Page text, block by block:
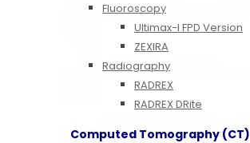
Fluoroscopy
Ultimax-I FPD Version
ZEXIRA
Radiography
RADREX
RADREX DRite
Computed Tomography (CT)